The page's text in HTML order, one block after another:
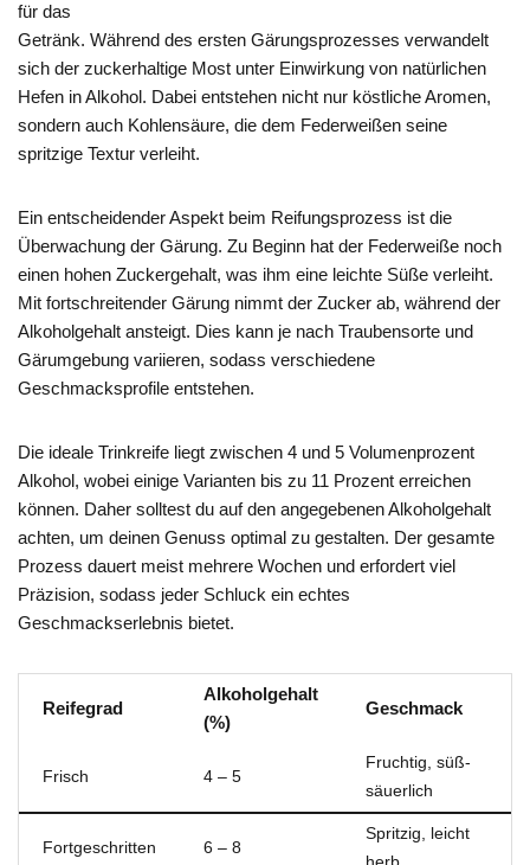
für das
Getränk. Während des ersten Gärungsprozesses verwandelt
sich der zuckerhaltige Most unter Einwirkung von natürlichen
Hefen in Alkohol. Dabei entstehen nicht nur köstliche Aromen,
sondern auch Kohlensäure, die dem Federweißen seine
spritzige Textur verleiht.
Ein entscheidender Aspekt beim Reifungsprozess ist die
Überwachung der Gärung. Zu Beginn hat der Federweiße noch
einen hohen Zuckergehalt, was ihm eine leichte Süße verleiht.
Mit fortschreitender Gärung nimmt der Zucker ab, während der
Alkoholgehalt ansteigt. Dies kann je nach Traubensorte und
Gärumgebung variieren, sodass verschiedene
Geschmacksprofile entstehen.
Die ideale Trinkreife liegt zwischen 4 und 5 Volumenprozent
Alkohol, wobei einige Varianten bis zu 11 Prozent erreichen
können. Daher solltest du auf den angegebenen Alkoholgehalt
achten, um deinen Genuss optimal zu gestalten. Der gesamte
Prozess dauert meist mehrere Wochen und erfordert viel
Präzision, sodass jeder Schluck ein echtes
Geschmackserlebnis bietet.
Reifegrad
Alkoholgehalt
(%)
Geschmack
Frisch 4 – 5
Fruchtig, süß-
säuerlich
Fortgeschritten 6 – 8
Spritzig, leicht